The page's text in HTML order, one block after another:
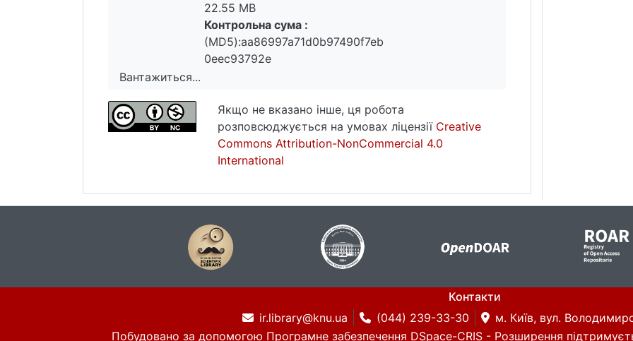
Вантажиться...
Вантажиться...
22.55 MB
Контрольна сума :
(MD5):aa86997a71d0b97490f7eb
0eec93792e
Якщо не вказано інше, ця робота
розповсюджується на умовах ліцензії Creative
Commons Attribution-NonCommercial 4.0
International
Контакти
ir.library@knu.ua
(044) 239-33-30
м. Київ, вул.
Побудовано за допомогою Програмне забезпечення DSpace-CRIS - Розширення